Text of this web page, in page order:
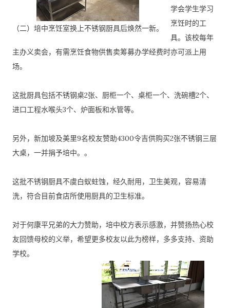
（二）培中烹饪室换上不锈钢厨具后焕然一新。
学会学生学习
烹饪时的工
具。 该校每年
主办义卖会， 有需烹饪食物供售卖筹募办学经费时亦可派上用
场。
这批厨具包括不锈钢桌2张、厨柜一个、桌柜一个、洗碗槽2个、
进口工程水喉头3个、炉面板和水管等。
另外， 新加坡及美里9名校友赞助4300令吉供购买2张不锈钢三层
大桌，一并捐予培中。。
这批不锈钢厨具不虞白蚁蛀蚀，经久耐用，卫生美观，容易清
洗， 符合目前食店所使用厨具的卫生标准。
对于何康平兄弟的大力赞助，培中校方表示感激， 并赞扬热心校
友回馈母校的义举，希望更多校友以此为榜样， 多多支持、资助
学校。